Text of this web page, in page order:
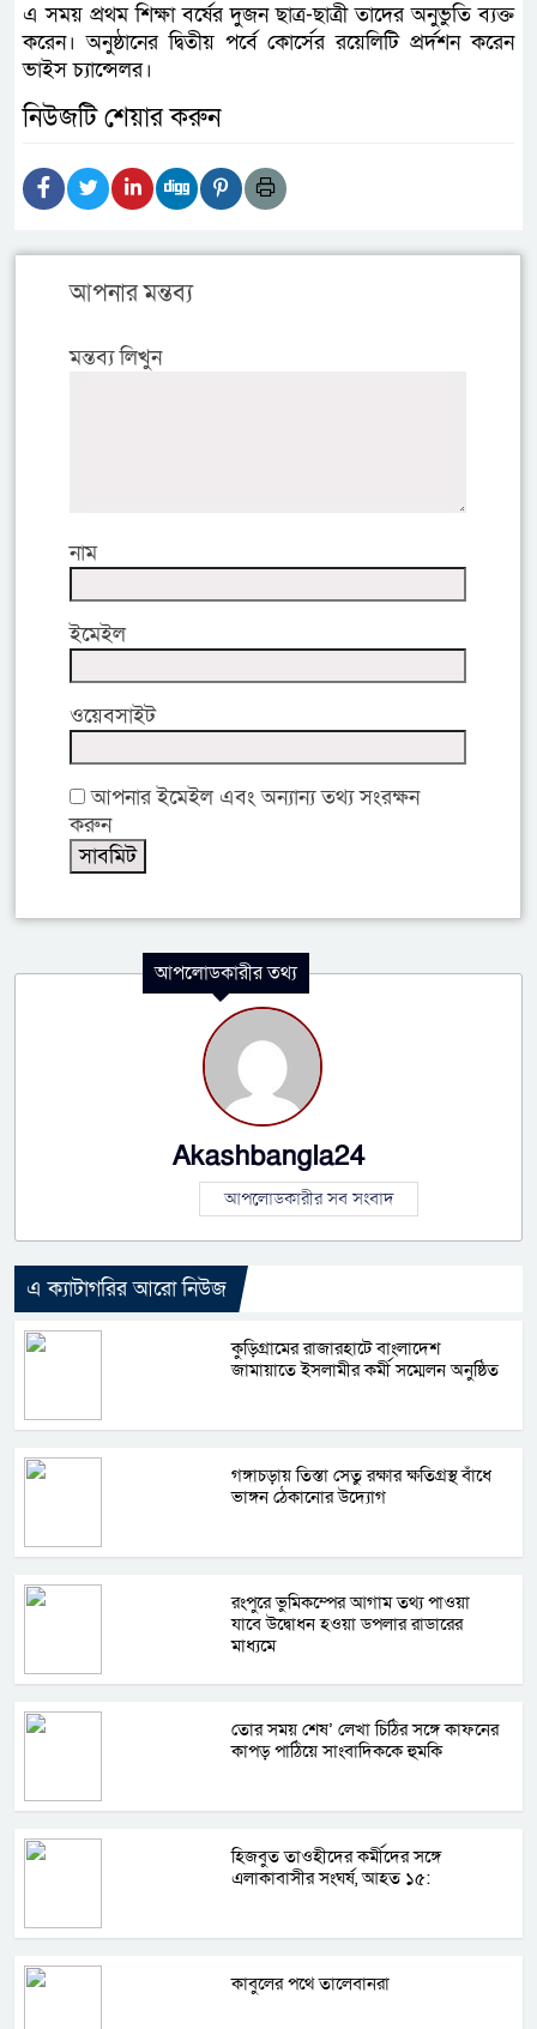
এ সময় প্রথম শিক্ষা বর্ষের দুজন ছাত্র-ছাত্রী তাদের অনুভুতি ব্যক্ত
করেন। অনুষ্ঠানের দ্বিতীয় পর্বে কোর্সের রয়েলিটি প্রর্দশন করেন
ভাইস চ্যান্সেলর।
নিউজটি শেয়ার করুন
আপনার মন্তব্য
মন্তব্য লিখুন
নাম
ইমেইল
ওয়েবসাইট
আপনার ইমেইল এবং অন্যান্য তথ্য সংরক্ষন
করুন
আপলোডকারীর তথ্য
Akashbangla24
আপলোডকারীর সব সংবাদ
এ ক্যাটাগরির আরো নিউজ
কুড়িগ্রামের রাজারহাটে বাংলাদেশ
জামায়াতে ইসলামীর কর্মী সম্মেলন অনুষ্ঠিত
গঙ্গাচড়ায় তিস্তা সেতু রক্ষার ক্ষতিগ্রস্থ বাঁধে
ভাঙ্গন ঠেকানোর উদ্যোগ
রংপুরে ভুমিকম্পের আগাম তথ্য পাওয়া
যাবে উদ্বোধন হওয়া ডপলার রাডারের
মাধ্যমে
তোর সময় শেষ’ লেখা চিঠির সঙ্গে কাফনের
কাপড় পাঠিয়ে সাংবাদিককে হুমকি
হিজবুত তাওহীদের কর্মীদের সঙ্গে
এলাকাবাসীর সংঘর্ষ, আহত ১৫:
কাবুলের পথে তালেবানরা